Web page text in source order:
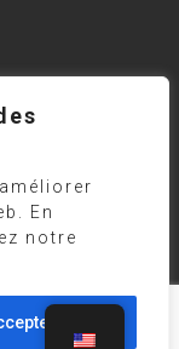
En
notre